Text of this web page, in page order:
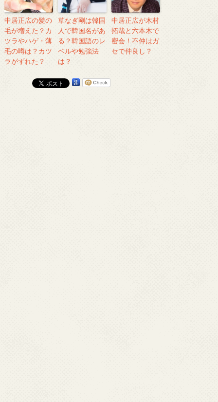
中居正広の髪の
毛が増えた？カ
ツラやハゲ・薄
毛の噂は？カツ
ラがずれた？
草なぎ剛は韓国
人で韓国名があ
る？韓国語のレ
ベルや勉強法
は？
中居正広が木村
拓哉と六本木で
密会！不仲はガ
セで仲良し？